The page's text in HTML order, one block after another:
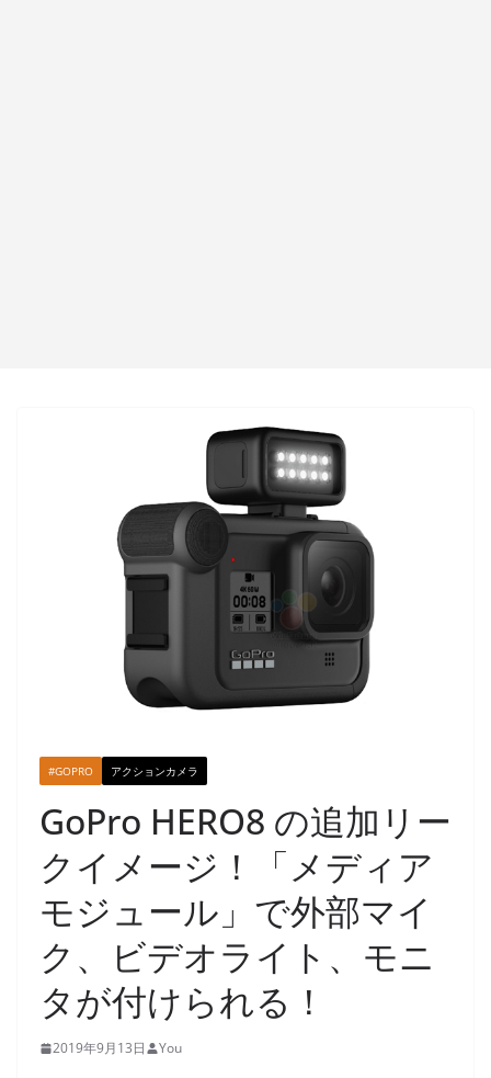
#GOPRO アクションカメラ
GoPro HERO8 の追加リー
クイメージ！「メディア
モジュール」で外部マイ
ク、ビデオライト、モニ
タが付けられる！
2019年9月13日 You